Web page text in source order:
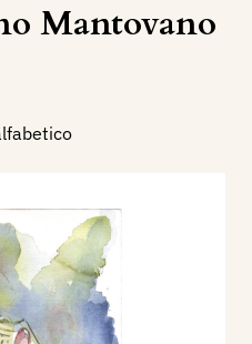
Mantovano